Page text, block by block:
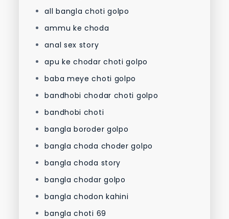
all bangla choti golpo
ammu ke choda
anal sex story
apu ke chodar choti golpo
baba meye choti golpo
bandhobi chodar choti golpo
bandhobi choti
bangla boroder golpo
bangla choda choder golpo
bangla choda story
bangla chodar golpo
bangla chodon kahini
bangla choti 69